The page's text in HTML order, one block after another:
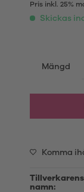
Pris inkl. 25%
Skickas
Mängd
Komma
Tillverkarens
namn: